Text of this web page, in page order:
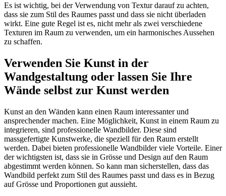
Es ist wichtig, bei der Verwendung von Textur darauf zu achten,
dass sie zum Stil des Raumes passt und dass sie nicht überladen
wirkt. Eine gute Regel ist es, nicht mehr als zwei verschiedene
Texturen im Raum zu verwenden, um ein harmonisches Aussehen
zu schaffen.
Verwenden Sie Kunst in der
Wandgestaltung oder lassen Sie Ihre
Wände selbst zur Kunst werden
Kunst an den Wänden kann einen Raum interessanter und
ansprechender machen. Eine Möglichkeit, Kunst in einem Raum zu
integrieren, sind professionelle Wandbilder. Diese sind
massgefertigte Kunstwerke, die speziell für den Raum erstellt
werden. Dabei bieten professionelle Wandbilder viele Vorteile. Einer
der wichtigsten ist, dass sie in Grösse und Design auf den Raum
abgestimmt werden können. So kann man sicherstellen, dass das
Wandbild perfekt zum Stil des Raumes passt und dass es in Bezug
auf Grösse und Proportionen gut aussieht.